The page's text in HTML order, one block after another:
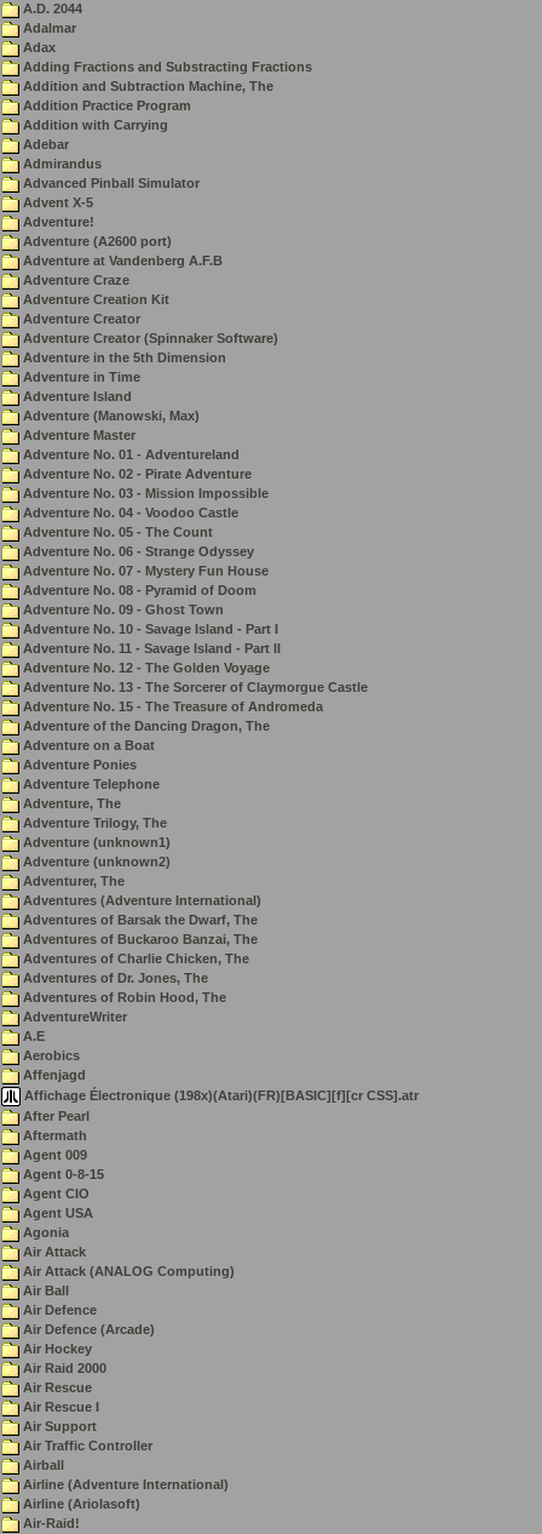
A.D. 2044
Adalmar
Adax
Adding Fractions and Substracting Fractions
Addition and Subtraction Machine, The
Addition Practice Program
Addition with Carrying
Adebar
Admirandus
Advanced Pinball Simulator
Advent X-5
Adventure!
Adventure (A2600 port)
Adventure at Vandenberg A.F.B
Adventure Craze
Adventure Creation Kit
Adventure Creator
Adventure Creator (Spinnaker Software)
Adventure in the 5th Dimension
Adventure in Time
Adventure Island
Adventure (Manowski, Max)
Adventure Master
Adventure No. 01 - Adventureland
Adventure No. 02 - Pirate Adventure
Adventure No. 03 - Mission Impossible
Adventure No. 04 - Voodoo Castle
Adventure No. 05 - The Count
Adventure No. 06 - Strange Odyssey
Adventure No. 07 - Mystery Fun House
Adventure No. 08 - Pyramid of Doom
Adventure No. 09 - Ghost Town
Adventure No. 10 - Savage Island - Part I
Adventure No. 11 - Savage Island - Part II
Adventure No. 12 - The Golden Voyage
Adventure No. 13 - The Sorcerer of Claymorgue Castle
Adventure No. 15 - The Treasure of Andromeda
Adventure of the Dancing Dragon, The
Adventure on a Boat
Adventure Ponies
Adventure Telephone
Adventure, The
Adventure Trilogy, The
Adventure (unknown1)
Adventure (unknown2)
Adventurer, The
Adventures (Adventure International)
Adventures of Barsak the Dwarf, The
Adventures of Buckaroo Banzai, The
Adventures of Charlie Chicken, The
Adventures of Dr. Jones, The
Adventures of Robin Hood, The
AdventureWriter
A.E
Aerobics
Affenjagd
Affichage Électronique (198x)(Atari)(FR)[BASIC][f][cr CSS].atr
After Pearl
Aftermath
Agent 009
Agent 0-8-15
Agent CIO
Agent USA
Agonia
Air Attack
Air Attack (ANALOG Computing)
Air Ball
Air Defence
Air Defence (Arcade)
Air Hockey
Air Raid 2000
Air Rescue
Air Rescue I
Air Support
Air Traffic Controller
Airball
Airline (Adventure International)
Airline (Ariolasoft)
Air-Raid!